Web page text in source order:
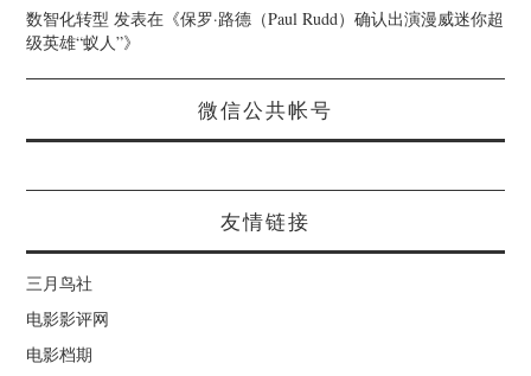
数智化转型 发表在《保罗·路德（Paul Rudd）确认出演漫威迷你超
级英雄“蚁人”》
微信公共帐号
友情链接
三月鸟社
电影影评网
电影档期